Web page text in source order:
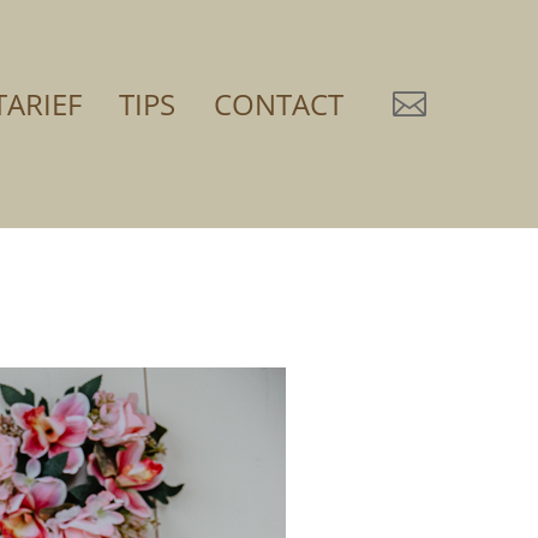
TIPS CONTACT 